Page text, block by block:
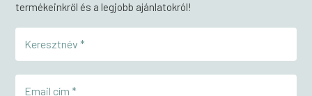
termékeinkről és a legjobb ajánlatokról!